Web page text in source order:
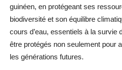
guinéen, en protégeant ses
biodiversité et son équilibre
cours d’eau, essentiels à la survie
être protégés non seulement pour
les générations futures.